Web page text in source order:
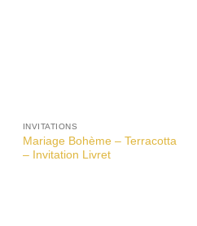
INVITATIONS
Mariage Bohème – Terracotta
– Invitation Livret